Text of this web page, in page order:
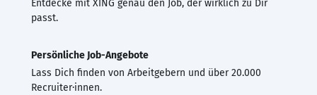
Entdecke mit XING genau den Job, der wirklich zu Dir
passt.
Persönliche Job-Angebote
Lass Dich finden von Arbeitgebern und über 20.000
Recruiter·innen.